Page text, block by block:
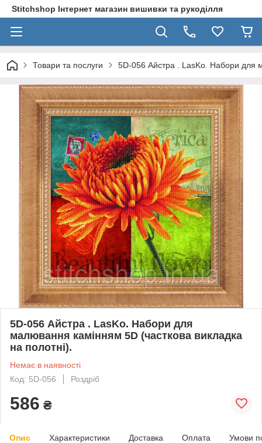
Stitchshop Інтернет магазин вишивки та рукоділля
Товари та послуги 5D-056 Айстра . LasKo. Набори для
5D-056 Айстра . LasKo. Набори для
малювання камінням 5D (часткова викладка
на полотні).
Немає в наявності
Код: 5D-056
Роздріб
586 ₴
Опис Характеристики Доставка Оплата Умови